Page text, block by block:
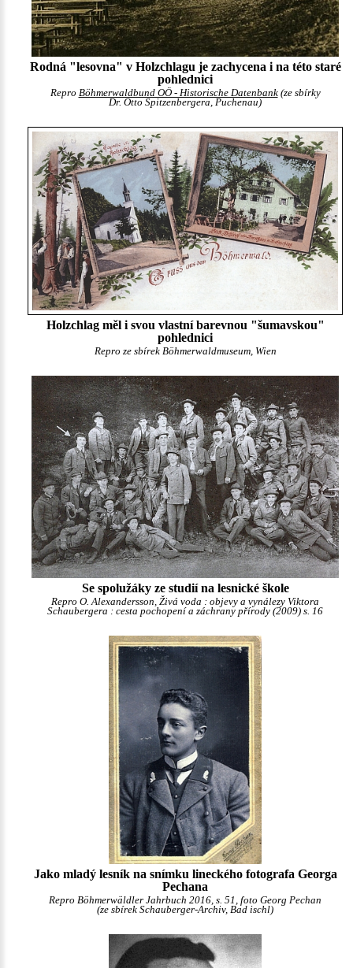
Rodná "lesovna" v Holzchlagu je zachycena i na této staré
pohlednici
Repro Böhmerwaldbund OÖ - Historische Datenbank(ze sbírky
Dr. Otto Spitzenbergera, Puchenau)
Holzchlag měl i svou vlastní barevnou "šumavskou"
pohlednici
Repro ze sbírek Böhmerwaldmuseum, Wien
Se spolužáky ze studií na lesnické škole
Repro O. Alexandersson, Živá voda : objevy a vynálezy Viktora
Schaubergera : cesta pochopení a záchrany přírody (2009) s. 16
Jako mladý lesník na snímku lineckého fotografa Georga
Pechana
Repro Böhmerwäldler Jahrbuch 2016, s. 51, foto Georg Pechan
(ze sbírek Schauberger-Archiv, Bad ischl)